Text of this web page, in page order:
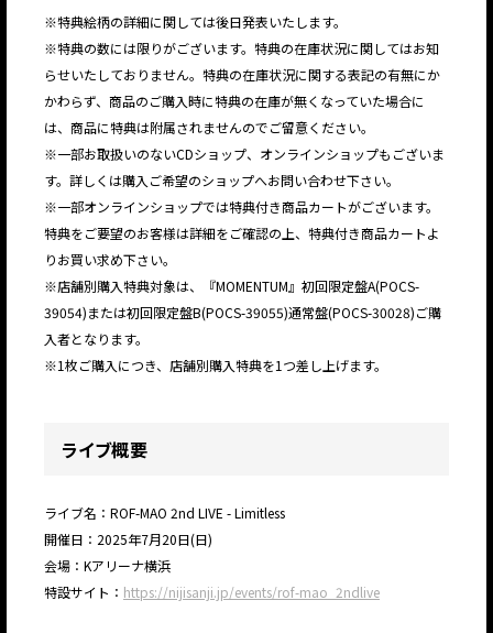
※特典絵柄の詳細に関しては後日発表いたします。
※特典の数には限りがございます。特典の在庫状況に関してはお知
らせいたしておりません。特典の在庫状況に関する表記の有無にか
かわらず、商品のご購入時に特典の在庫が無くなっていた場合に
は、商品に特典は附属されませんのでご留意ください。
※一部お取扱いのないCDショップ、オンラインショップもございま
す。詳しくは購入ご希望のショップへお問い合わせ下さい。
※一部オンラインショップでは特典付き商品カートがございます。
特典をご要望のお客様は詳細をご確認の上、特典付き商品カートよ
りお買い求め下さい。
※店舗別購入特典対象は、『MOMENTUM』初回限定盤A(POCS-
39054)または初回限定盤B(POCS-39055)通常盤(POCS-30028)ご購
入者となります。
※1枚ご購入につき、店舗別購入特典を1つ差し上げます。
ライブ概要
ライブ名：ROF-MAO 2nd LIVE - Limitless
開催日：2025年7月20日(日)
会場：Kアリーナ横浜
特設サイト： https://nijisanji.jp/events/rof-mao_2ndlive